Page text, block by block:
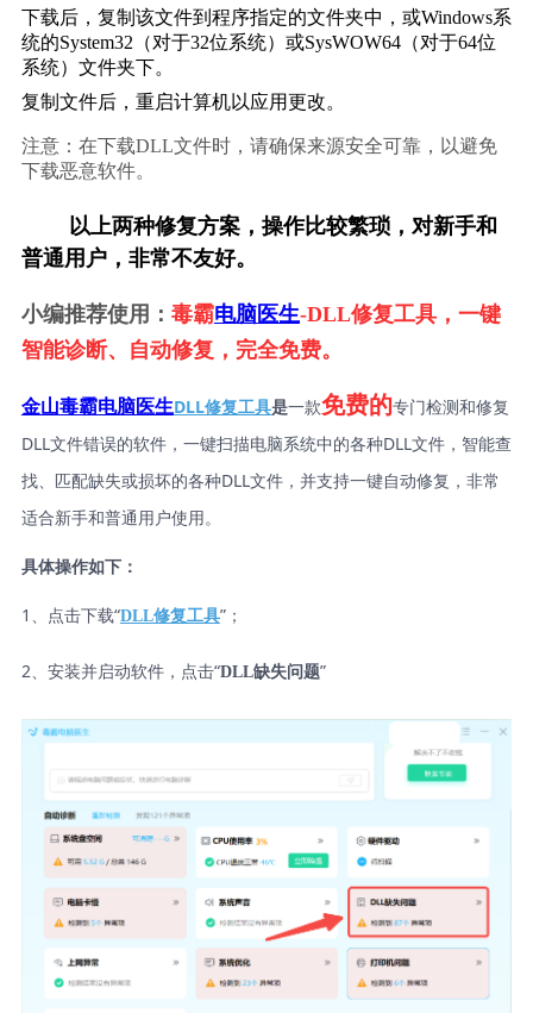
下载后，复制该文件到程序指定的文件夹中，或Windows系
统的System32（对于32位系统）或SysWOW64（对于64位
系统）文件夹下。
复制文件后，重启计算机以应用更改。
注意：在下载DLL文件时，请确保来源安全可靠，以避免
下载恶意软件。
以上两种修复方案，操作比较繁琐，对新手和
普通用户，非常不友好。
小编推荐使用： 毒霸电脑医生-DLL修复工具，一键
智能诊断、自动修复，完全免费。
金山毒霸电脑医生DLL修复工具是一款免费的专门检测和修复
DLL文件错误的软件，一键扫描电脑系统中的各种DLL文件，智能查
找、匹配缺失或损坏的各种DLL文件，并支持一键自动修复，非常
适合新手和普通用户使用。
具体操作如下：
1、点击下载“DLL修复工具”；
2、安装并启动软件，点击“DLL缺失问题”